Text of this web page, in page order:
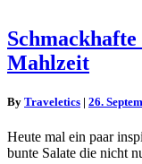
Schmackhafte
Salate
als
Mahlzeit
Mahlzeit
By Traveletics | 26.
Heute mal ein paar
bunte Salate die nicht